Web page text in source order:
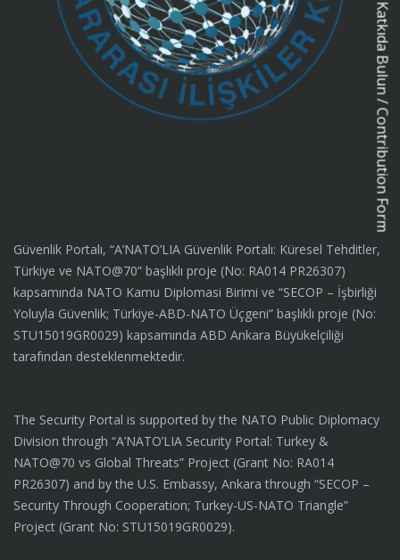
Katkıda Bulun / Contribution Form
Güvenlik Portalı, “A’NATO’LIA Güvenlik Portalı: Küresel Tehditler,
Türkiye ve NATO@70” başlıklı proje (No: RA014 PR26307)
kapsamında NATO Kamu Diplomasi Birimi ve “SECOP – İşbirliği
Yoluyla Güvenlik; Türkiye-ABD-NATO Üçgeni” başlıklı proje (No:
STU15019GR0029) kapsamında ABD Ankara Büyükelçiliği
tarafından desteklenmektedir.
The Security Portal is supported by the NATO Public Diplomacy
Division through “A’NATO’LIA Security Portal: Turkey &
NATO@70 vs Global Threats” Project (Grant No: RA014
PR26307) and by the U.S. Embassy, Ankara through “SECOP –
Security Through Cooperation; Turkey-US-NATO Triangle”
Project (Grant No: STU15019GR0029).